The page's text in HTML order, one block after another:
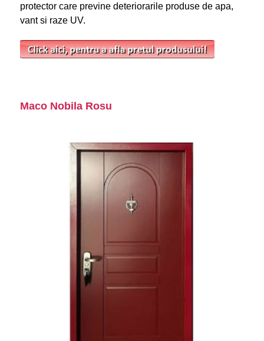
protector care previne deteriorarile produse de apa,
vant si raze UV.
Maco Nobila Rosu